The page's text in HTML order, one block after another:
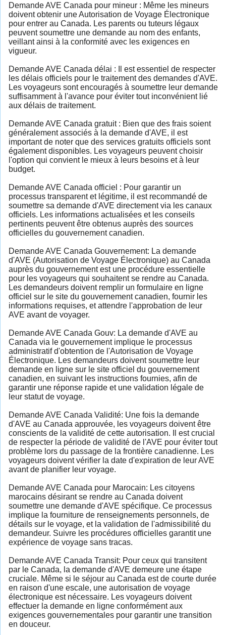
Demande AVE Canada pour mineur : Même les mineurs
doivent obtenir une Autorisation de Voyage Électronique
pour entrer au Canada. Les parents ou tuteurs légaux
peuvent soumettre une demande au nom des enfants,
veillant ainsi à la conformité avec les exigences en
vigueur.
Demande AVE Canada délai : Il est essentiel de respecter
les délais officiels pour le traitement des demandes d'AVE.
Les voyageurs sont encouragés à soumettre leur demande
suffisamment à l'avance pour éviter tout inconvénient lié
aux délais de traitement.
Demande AVE Canada gratuit : Bien que des frais soient
généralement associés à la demande d'AVE, il est
important de noter que des services gratuits officiels sont
également disponibles. Les voyageurs peuvent choisir
l'option qui convient le mieux à leurs besoins et à leur
budget.
Demande AVE Canada officiel : Pour garantir un
processus transparent et légitime, il est recommandé de
soumettre sa demande d'AVE directement via les canaux
officiels. Les informations actualisées et les conseils
pertinents peuvent être obtenus auprès des sources
officielles du gouvernement canadien.
Demande AVE Canada Gouvernement: La demande
d'AVE (Autorisation de Voyage Électronique) au Canada
auprès du gouvernement est une procédure essentielle
pour les voyageurs qui souhaitent se rendre au Canada.
Les demandeurs doivent remplir un formulaire en ligne
officiel sur le site du gouvernement canadien, fournir les
informations requises, et attendre l'approbation de leur
AVE avant de voyager.
Demande AVE Canada Gouv: La demande d'AVE au
Canada via le gouvernement implique le processus
administratif d'obtention de l'Autorisation de Voyage
Électronique. Les demandeurs doivent soumettre leur
demande en ligne sur le site officiel du gouvernement
canadien, en suivant les instructions fournies, afin de
garantir une réponse rapide et une validation légale de
leur statut de voyage.
Demande AVE Canada Validité: Une fois la demande
d'AVE au Canada approuvée, les voyageurs doivent être
conscients de la validité de cette autorisation. Il est crucial
de respecter la période de validité de l'AVE pour éviter tout
problème lors du passage de la frontière canadienne. Les
voyageurs doivent vérifier la date d'expiration de leur AVE
avant de planifier leur voyage.
Demande AVE Canada pour Marocain: Les citoyens
marocains désirant se rendre au Canada doivent
soumettre une demande d'AVE spécifique. Ce processus
implique la fourniture de renseignements personnels, de
détails sur le voyage, et la validation de l'admissibilité du
demandeur. Suivre les procédures officielles garantit une
expérience de voyage sans tracas.
Demande AVE Canada Transit: Pour ceux qui transitent
par le Canada, la demande d'AVE demeure une étape
cruciale. Même si le séjour au Canada est de courte durée
en raison d'une escale, une autorisation de voyage
électronique est nécessaire. Les voyageurs doivent
effectuer la demande en ligne conformément aux
exigences gouvernementales pour garantir une transition
en douceur.